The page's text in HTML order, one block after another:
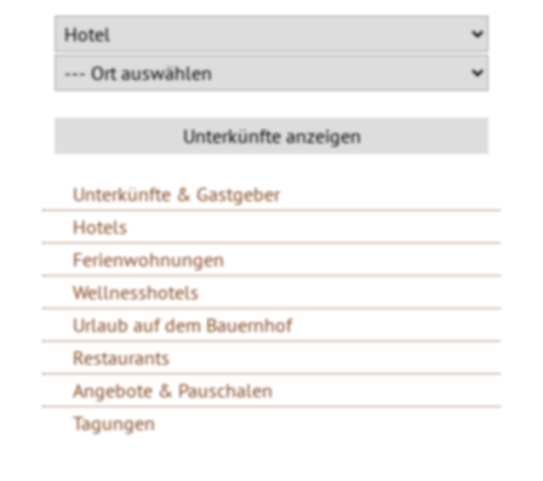
Unterkünfte & Gastgeber
Hotels
Ferienwohnungen
Wellnesshotels
Urlaub auf dem Bauernhof
Restaurants
Angebote & Pauschalen
Tagungen